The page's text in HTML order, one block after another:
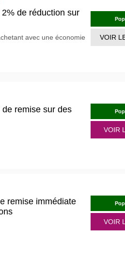
de réduction sur
avec une économie
VOIR
remise sur des
VOIR
remise immédiate
VOIR